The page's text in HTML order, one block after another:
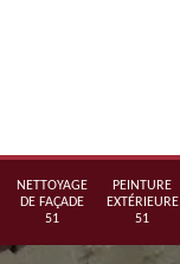
NETTOYAGE
DE FAÇADE
51
PEINTURE
EXTÉRIEURE
51